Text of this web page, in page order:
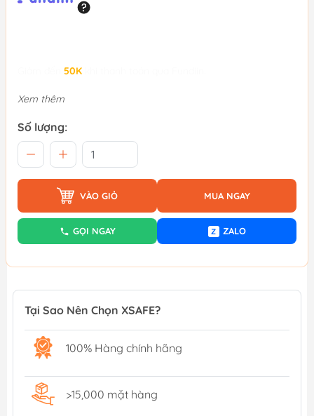
50K
Xem thêm
Số lượng:
VÀO GIỎ MUA NGAY
GỌI NGAY Z ZALO
Tại Sao Nên Chọn XSAFE?
100% Hàng chính hãng
>15,000 mặt hàng